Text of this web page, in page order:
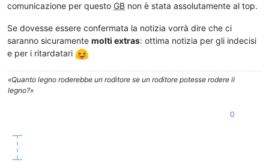
comunicazione per questo GB non è stata assolutamente al top.
Se dovesse essere confermata la notizia vorrà dire che ci
saranno sicuramente molti extras: ottima notizia per gli indecisi
e per i ritardatari
«Quanto legno roderebbe un roditore se un roditore potesse rodere il
legno?»
0